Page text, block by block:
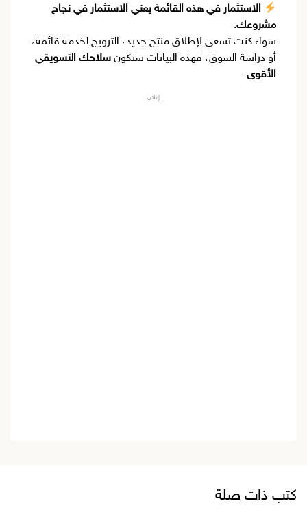
الاستثمار في هذه القائمة يعني الاستثمار في نجاح
مشروعك.
سواء كنت تسعى لإطلاق منتج جديد، الترويج لخدمة قائمة،
أو دراسة السوق، فهذه البيانات ستكون سلاحك التسويقي
الأقوى.
إعلان
كتب ذات صلة